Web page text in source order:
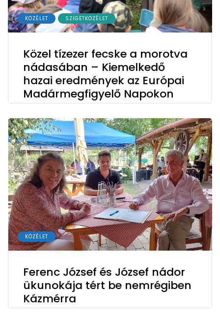
KÖZÉLET SZIGETKÖZÉLET
Közel tízezer fecske a morotva
nádasában – Kiemelkedő
hazai eredmények az Európai
Madármegfigyelő Napokon
KÖZÉLET
Ferenc József és József nádor
ükunokája tért be nemrégiben
Kázmérra